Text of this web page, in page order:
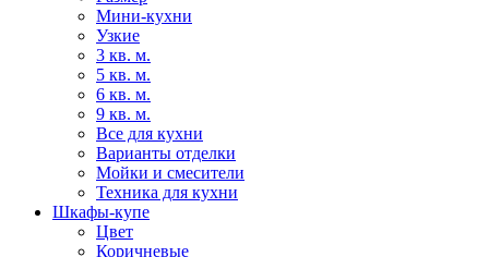
Мини-кухни
Узкие
3 кв. м.
5 кв. м.
6 кв. м.
9 кв. м.
Все для кухни
Варианты отделки
Мойки и смесители
Техника для кухни
Шкафы-купе
Цвет
Коричневые